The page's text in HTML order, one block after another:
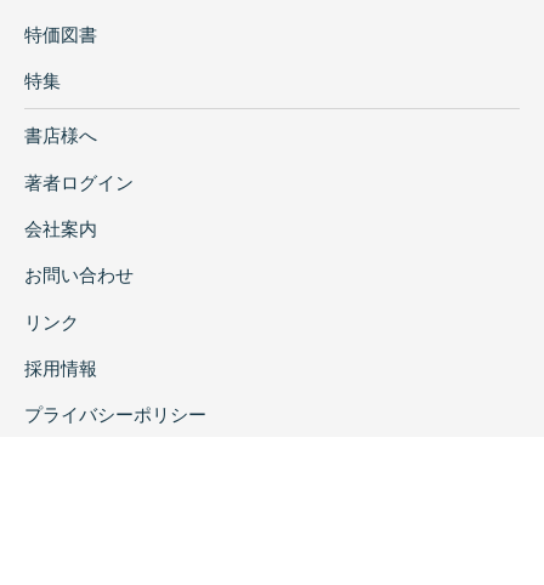
特価図書
特集
書店様へ
著者ログイン
会社案内
お問い合わせ
リンク
採用情報
プライバシーポリシー